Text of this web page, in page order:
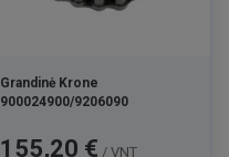
Grandinė Krone
900024900/9206090
Kaina
155,20 € / VNT